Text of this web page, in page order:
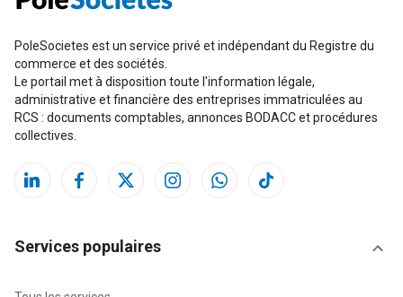
PoleSocietes est un service privé et indépendant du Registre du
commerce et des sociétés.
Le portail met à disposition toute l'information légale,
administrative et financière des entreprises immatriculées au
RCS : documents comptables, annonces BODACC et procédures
collectives.
Services populaires